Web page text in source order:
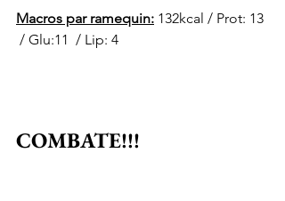
Macros par ramequin: 132kcal / Prot: 13
/ Glu:11  / Lip: 4
COMBATE!!!